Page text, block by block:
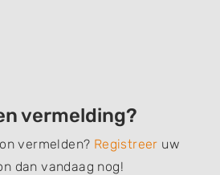
vermelding?
vermelden? Registreer uw
dan vandaag nog!